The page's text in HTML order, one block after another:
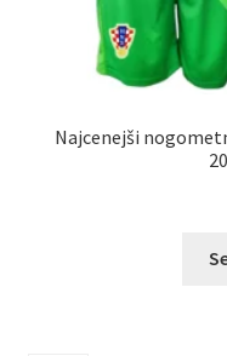
Najcenejši